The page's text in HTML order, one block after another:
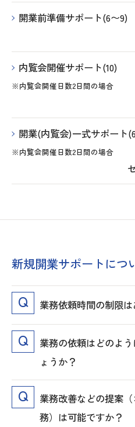
開業前準備サポート(6〜9)
内覧会開催サポート(10)
※内覧会開催日数2日間の場合
開業(内覧会)一式サポート
※内覧会開催日数2日間の場合
新規開業サポートにつ
業務依頼時間の制限
業務の依頼はどのよ
ょうか？
業務改善などの提案
務）は可能ですか？